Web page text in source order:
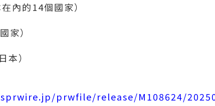
內的14個國家）
家）
本）
prwfile/release/M108624/